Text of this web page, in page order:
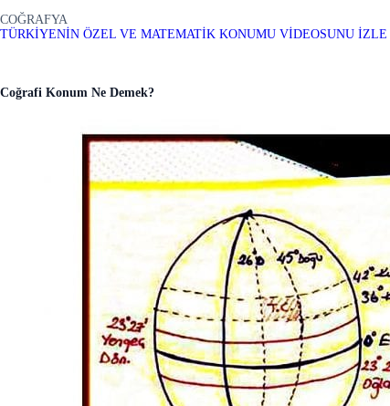
COĞRAFYA
TÜRKİYENİN ÖZEL VE MATEMATİK KONUMU VİDEOSUNU İZLE
Coğrafi Konum Ne Demek?